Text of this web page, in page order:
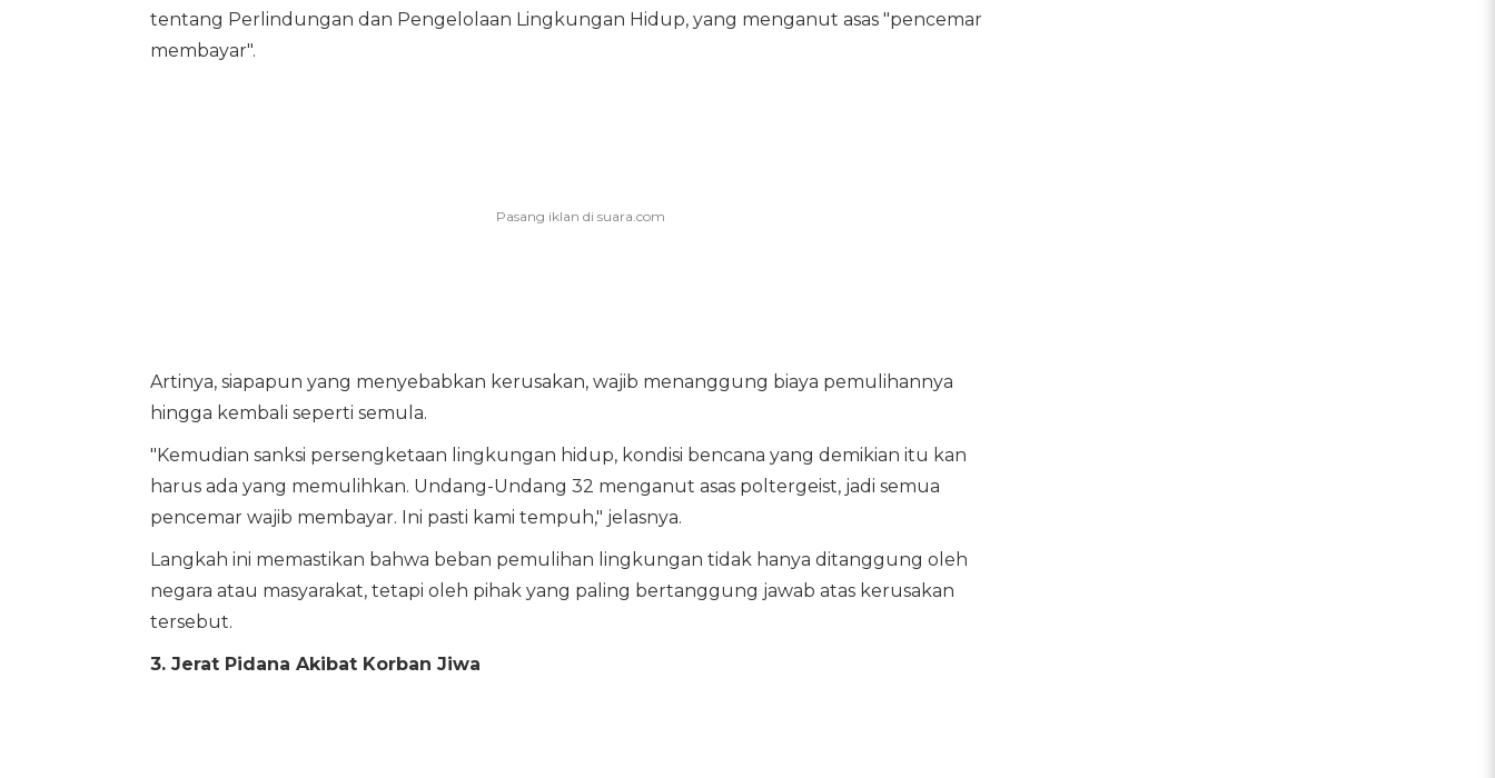
tentang Perlindungan dan Pengelolaan Lingkungan Hidup, yang menganut asas "pencemar
membayar".
Artinya, siapapun yang menyebabkan kerusakan, wajib menanggung biaya pemulihannya
hingga kembali seperti semula.
"Kemudian sanksi persengketaan lingkungan hidup, kondisi bencana yang demikian itu kan
harus ada yang memulihkan. Undang-Undang 32 menganut asas poltergeist, jadi semua
pencemar wajib membayar. Ini pasti kami tempuh," jelasnya.
Langkah ini memastikan bahwa beban pemulihan lingkungan tidak hanya ditanggung oleh
negara atau masyarakat, tetapi oleh pihak yang paling bertanggung jawab atas kerusakan
tersebut.
3. Jerat Pidana Akibat Korban Jiwa